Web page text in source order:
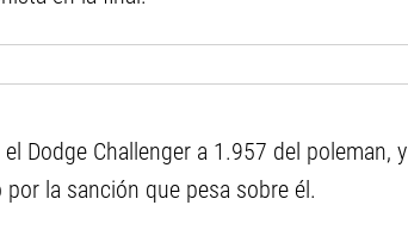
Dodge Challenger a 1.957 del poleman, y
la sanción que pesa sobre él.